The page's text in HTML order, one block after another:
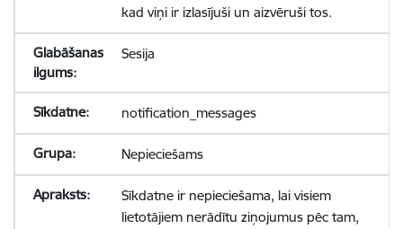
kad viņi ir izlasījuši un aizvēruši tos.
Sesija
notification_messages
Nepieciešams
Sīkdatne ir nepieciešama, lai visiem
lietotājiem nerādītu ziņojumus pēc tam,